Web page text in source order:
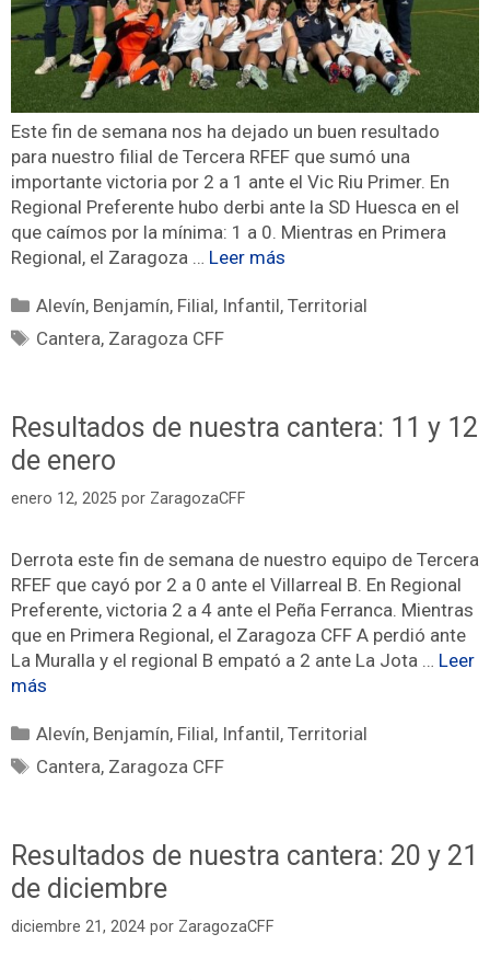
Este fin de semana nos ha dejado un buen resultado
para nuestro filial de Tercera RFEF que sumó una
importante victoria por 2 a 1 ante el Vic Riu Primer. En
Regional Preferente hubo derbi ante la SD Huesca en el
que caímos por la mínima: 1 a 0. Mientras en Primera
Regional, el Zaragoza … Leer más
Alevín, Benjamín, Filial, Infantil,Territorial
Cantera, Zaragoza CFF
Resultados de nuestra cantera: 11 y 12
de enero
enero 12, 2025 por ZaragozaCFF
Derrota este fin de semana de nuestro equipo de Tercera
RFEF que cayó por 2 a 0 ante el Villarreal B. En Regional
Preferente, victoria 2 a 4 ante el Peña Ferranca. Mientras
que en Primera Regional, el Zaragoza CFF A perdió ante
La Muralla y el regional B empató a 2 ante La Jota … Leer
más
Alevín, Benjamín, Filial, Infantil,Territorial
Cantera, Zaragoza CFF
Resultados de nuestra cantera: 20 y 21
de diciembre
diciembre 21, 2024 por ZaragozaCFF